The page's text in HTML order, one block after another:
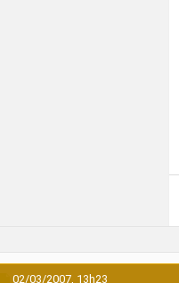
02/03/2007, 13h23